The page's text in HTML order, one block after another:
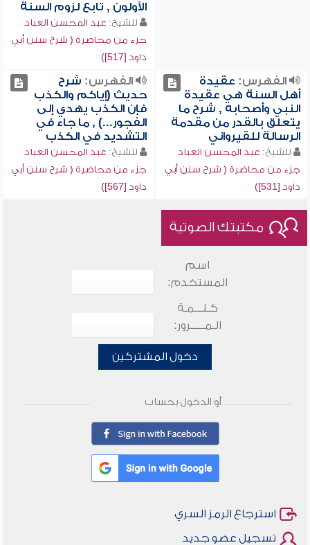
الأولون , تابع لزوم السنة
للشيخ: عبد المحسن العباد
جزء من محاضرة ( شرح سنن أبي
داود [517])
الفهرس: عقيدة
أهل السنة هي عقيدة
النبي وأصحابه , شرح ما
يتعلق بالقدر من مقدمة
الرسالة للقيرواني
للشيخ: عبد المحسن العباد
جزء من محاضرة ( شرح سنن أبي
داود [531])
الفهرس: شرح
حديث (إياكم والكذب
فإن الكذب يهدي إلى
الفجور...) , ما جاء في
التشديد في الكذب
للشيخ: عبد المحسن العباد
جزء من محاضرة ( شرح سنن أبي
داود [567])
مكتبتك الصوتية
اسم
المستخدم:
كـلـــمـة
الـمـــــرور:
دخول المشتركين
أو الدخول بحساب
استرجاع الرمز السري
تسجيل عضو جديد